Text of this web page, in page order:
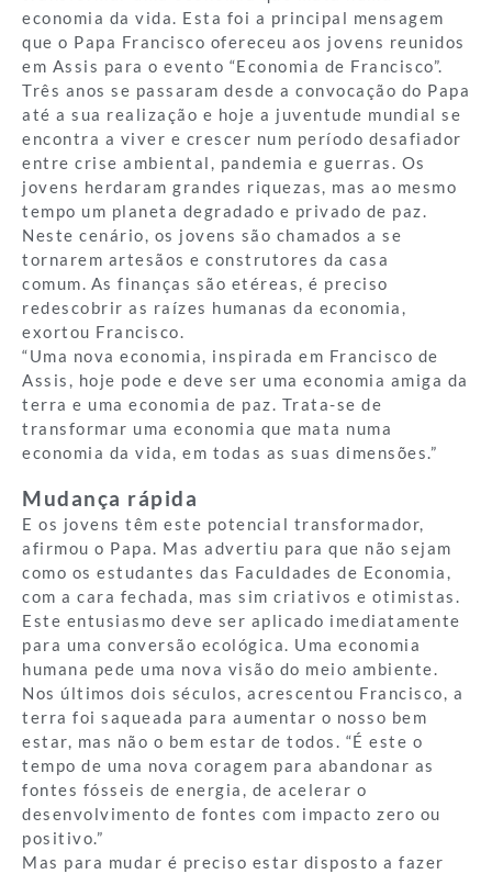
economia da vida. Esta foi a principal mensagem
que o Papa Francisco ofereceu aos jovens reunidos
em Assis para o evento “Economia de Francisco”.
Três anos se passaram desde a convocação do Papa
até a sua realização e hoje a juventude mundial se
encontra a viver e crescer num período desafiador
entre crise ambiental, pandemia e guerras. Os
jovens herdaram grandes riquezas, mas ao mesmo
tempo um planeta degradado e privado de paz.
Neste cenário, os jovens são chamados a se
tornarem artesãos e construtores da casa
comum. As finanças são etéreas, é preciso
redescobrir as raízes humanas da economia,
exortou Francisco.
“Uma nova economia, inspirada em Francisco de
Assis, hoje pode e deve ser uma economia amiga da
terra e uma economia de paz. Trata-se de
transformar uma economia que mata numa
economia da vida, em todas as suas dimensões.”
Mudança rápida
E os jovens têm este potencial transformador,
afirmou o Papa. Mas advertiu para que não sejam
como os estudantes das Faculdades de Economia,
com a cara fechada, mas sim criativos e otimistas.
Este entusiasmo deve ser aplicado imediatamente
para uma conversão ecológica. Uma economia
humana pede uma nova visão do meio ambiente.
Nos últimos dois séculos, acrescentou Francisco, a
terra foi saqueada para aumentar o nosso bem
estar, mas não o bem estar de todos. “É este o
tempo de uma nova coragem para abandonar as
fontes fósseis de energia, de acelerar o
desenvolvimento de fontes com impacto zero ou
positivo.”
Mas para mudar é preciso estar disposto a fazer